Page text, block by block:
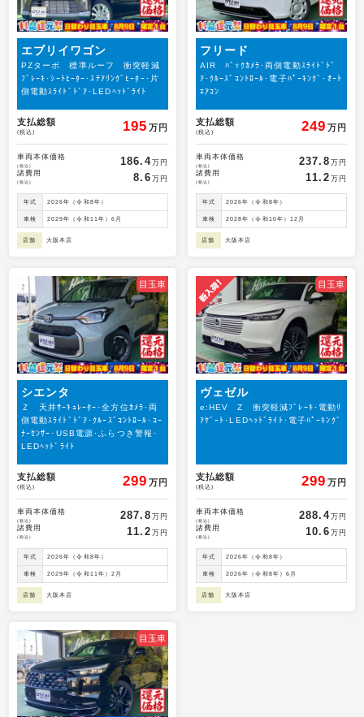
エブリイワゴン
PZターボ 標準ルーフ 衝突軽減
ﾌﾞﾚｰｷ･ｼｰﾄﾋｰﾀｰ･ｽﾃｱﾘﾝｸﾞﾋｰﾀｰ･片
側電動ｽﾗｲﾄﾞﾄﾞｱ･LEDﾍｯﾄﾞﾗｲﾄ
支払総額
(税込) 195 万円
車両本体価格
(税込) 186.4万円
諸費用
(税込) 8.6 万円
年式 2026年（令和8年）
車検 2029年（令和11年）6月
店舗 大阪本店
フリード
AIR ﾊﾞｯｸｶﾒﾗ･両側電動ｽﾗｲﾄﾞﾄﾞ
ｱ･ｸﾙｰｽﾞｺﾝﾄﾛｰﾙ･電子ﾊﾟｰｷﾝｸﾞ･ｵｰﾄ
ｴｱｺﾝ
支払総額
(税込) 249 万円
車両本体価格
(税込) 237.8 万円
諸費用
(税込) 11.2 万円
年式 2026年（令和8年）
車検 2028年（令和10年）12月
店舗 大阪本店
目玉車
シエンタ
Ｚ 天井ｻｰｷｭﾚｰﾀｰ･全方位ｶﾒﾗ･両
側電動ｽﾗｲﾄﾞﾄﾞｱ･ｸﾙｰｽﾞｺﾝﾄﾛｰﾙ･ｺｰ
ﾅｰｾﾝｻｰ･USB電源･ふらつき警報･
LEDﾍｯﾄﾞﾗｲﾄ
支払総額
(税込) 299 万円
車両本体価格
(税込) 287.8 万円
諸費用
(税込) 11.2 万円
年式 2026年（令和8年）
車検 2029年（令和11年）2月
店舗 大阪本店
目玉車
ヴェゼル
e:HEV Z 衝突軽減ﾌﾞﾚｰｷ･電動ﾘ
ｱｹﾞｰﾄ･LEDﾍｯﾄﾞﾗｲﾄ･電子ﾊﾟｰｷﾝｸﾞ
支払総額
(税込) 299 万円
車両本体価格
(税込) 288.4万円
諸費用
(税込) 10.6 万円
年式 2026年（令和8年）
車検 2026年（令和8年）6月
店舗 大阪本店
目玉車